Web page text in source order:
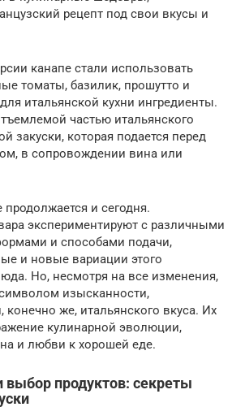
рецепт под свои вкусы и
канапе стали использовать
томаты, базилик, прошутто и
итальянской кухни ингредиенты.
частью итальянского
закуски, которая подается перед
в сопровождении вина или
и сегодня.
экспериментируют с различными
и способами подачи,
и новые вариации этого
Но, несмотря на все изменения,
изысканности,
конечно же, итальянского вкуса. Их
кулинарной эволюции,
и любви к хорошей еде.
выбор продуктов: секреты